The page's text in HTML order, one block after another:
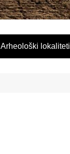
Arheološki lokaliteti